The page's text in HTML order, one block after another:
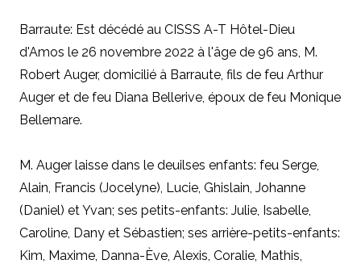
Barraute: Est décédé au CISSS A-T Hôtel-Dieu
d'Amos le 26 novembre 2022 à l'âge de 96 ans, M.
Robert Auger, domicilié à Barraute, fils de feu Arthur
Auger et de feu Diana Bellerive, époux de feu Monique
Bellemare.
M. Auger laisse dans le deuilses enfants: feu Serge,
Alain, Francis (Jocelyne), Lucie, Ghislain, Johanne
(Daniel) et Yvan; ses petits-enfants: Julie, Isabelle,
Caroline, Dany et Sébastien; ses arrière-petits-enfants:
Kim, Maxime, Danna-Ève, Alexis, Coralie, Mathis,